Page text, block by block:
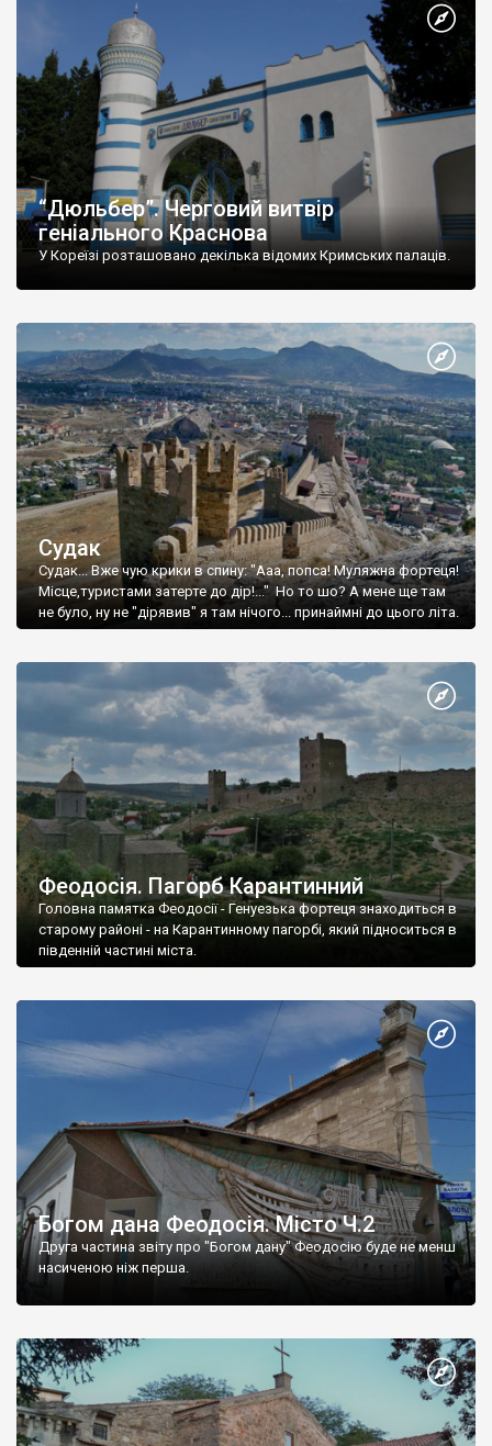
“Дюльбер”. Черговий витвір
геніального Краснова
У Кореїзі розташовано декілька відомих Кримських палаців.
Судак
Судак... Вже чую крики в спину: "Ааа, попса! Муляжна фортеця!
Місце,туристами затерте до дір!..." Но то шо? А мене ще там
не було, ну не "дірявив" я там нічого... принаймні до цього літа.
Феодосія. Пагорб Карантинний
Головна памятка Феодосії - Генуезька фортеця знаходиться в
старому районі - на Карантинному пагорбі, який підноситься в
південній частині міста.
Богом дана Феодосія. Місто Ч.2
Друга частина звіту про "Богом дану" Феодосію буде не менш
насиченою ніж перша.